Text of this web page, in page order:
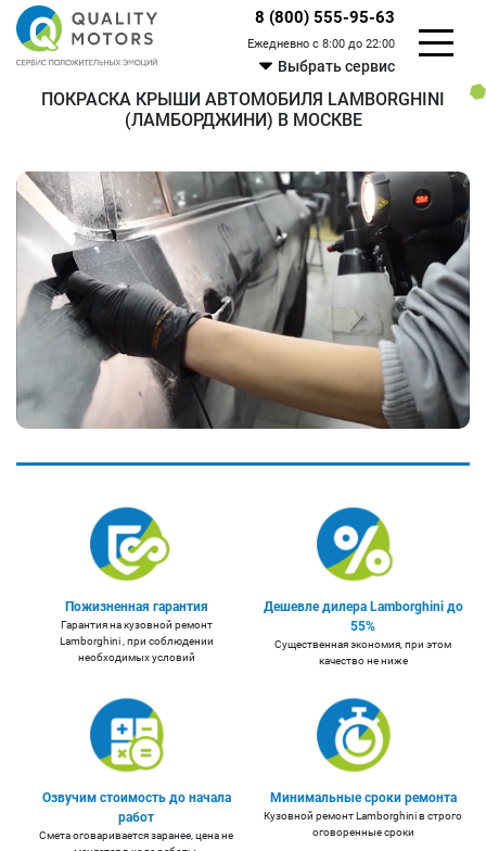
8 (800) 555-95-63
Ежедневно с 8:00 до 22:00
Выбрать сервис
ПОКРАСКА КРЫШИ АВТОМОБИЛЯ LAMBORGHINI
(ЛАМБОРДЖИНИ) В МОСКВЕ
Пожизненная гарантия
Гарантия на кузовной ремонт
Lamborghini , при соблюдении
необходимых условий
Дешевле дилера Lamborghini до
55%
Существенная экономия, при этом
качество не ниже
Озвучим стоимость до начала
работ
Смета оговаривается заранее, цена не
Минимальные сроки ремонта
Кузовной ремонт Lamborghini в строго
оговоренные сроки